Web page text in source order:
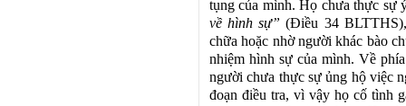
tụng của mình. Họ chưa thực
về hình sự” (Điều 34
chữa hoặc nhờ người khác bào
nhiệm hình sự của mình. Về
người chưa thực sự ủng hộ việc
đoạn điều tra, vì vậy họ cố tình